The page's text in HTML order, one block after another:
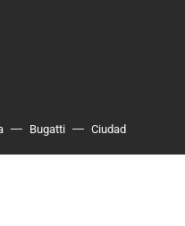
Bugatti Ciudad